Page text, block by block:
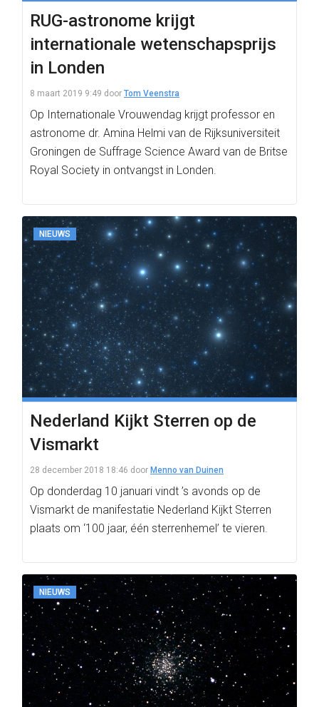
RUG-astronome krijgt
internationale wetenschapsprijs
in Londen
8 maart 2019 9:49 door Tom Veenstra
Op Internationale Vrouwendag krijgt professor en
astronome dr. Amina Helmi van de Rijksuniversiteit
Groningen de Suffrage Science Award van de Britse
Royal Society in ontvangst in Londen.
NIEUWS
Nederland Kijkt Sterren op de
Vismarkt
28 december 2018 18:46 door Menno van Duinen
Op donderdag 10 januari vindt ’s avonds op de
Vismarkt de manifestatie Nederland Kijkt Sterren
plaats om ‘100 jaar, één sterrenhemel’ te vieren.
NIEUWS